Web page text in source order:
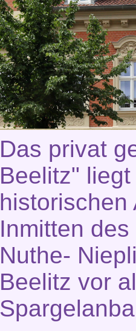
Das privat
Beelitz"
historischen
Inmitten
Nuthe-
Beelitz vor